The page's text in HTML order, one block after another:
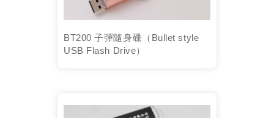
BT200 子彈隨身碟（Bullet style
USB Flash Drive）